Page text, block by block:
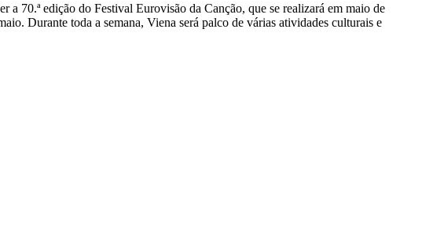
70.ª edição do Festival Eurovisão da Canção, que se realizará em maio de
Durante toda a semana, Viena será palco de várias atividades culturais e